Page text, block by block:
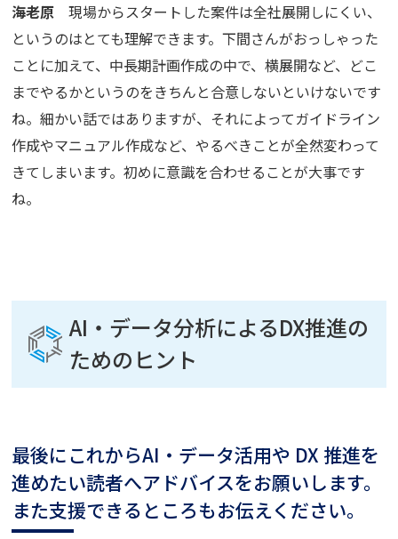
海老原 現場からスタートした案件は全社展開しにくい、
というのはとても理解できます。下間さんがおっしゃった
ことに加えて、中長期計画作成の中で、横展開など、どこ
までやるかというのをきちんと合意しないといけないです
ね。細かい話ではありますが、それによってガイドライン
作成やマニュアル作成など、やるべきことが全然変わって
きてしまいます。初めに意識を合わせることが大事です
ね。
AI・データ分析によるDX推進の
ためのヒント
最後にこれからAI・データ活用や DX 推進を
進めたい読者へアドバイスをお願いします。
また支援できるところもお伝えください。